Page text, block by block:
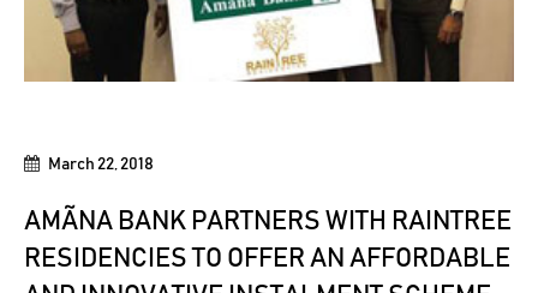
March 22, 2018
AMÃNA BANK PARTNERS WITH RAINTREE
RESIDENCIES TO OFFER AN AFFORDABLE